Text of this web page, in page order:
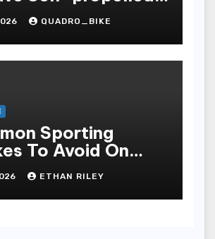
And Upkee
QUADRO_BIKE
Sporting
To Avoid On
Situs Taruhan
Online Resmi
ETHAN RILEY